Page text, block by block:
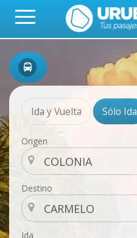
Ida y Vuelta Sólo Ida
Origen
Destino
Ida